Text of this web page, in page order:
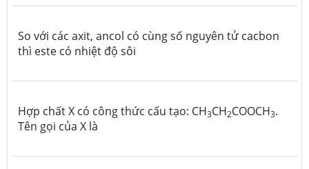
So với các axit, ancol có cùng số nguyên tử cacbon
thì este có nhiệt độ sôi
Hợp chất X có công thức cấu tạo: CH3CH2COOCH3.
Tên gọi của X là